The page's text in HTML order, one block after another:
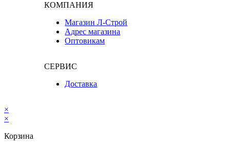
КОМПАНИЯ
Магазин Л-Строй
Адрес магазина
Оптовикам
СЕРВИС
Доставка
×
×
Корзина